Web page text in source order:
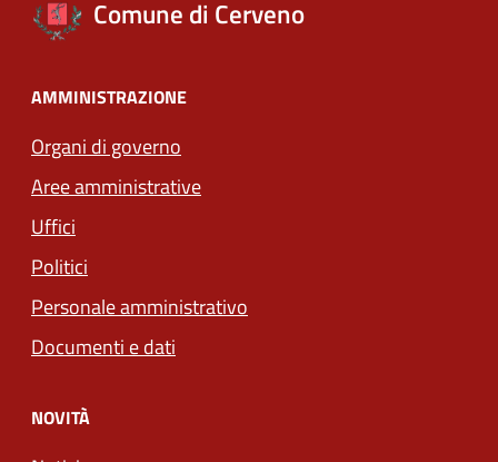
Comune di Cerveno
AMMINISTRAZIONE
Organi di governo
Aree amministrative
Uffici
Politici
Personale amministrativo
Documenti e dati
NOVITÀ